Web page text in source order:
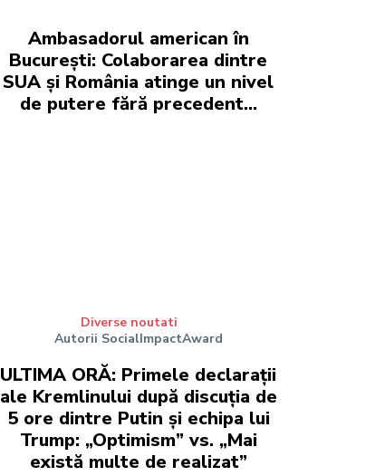
Ambasadorul american în
București: Colaborarea dintre
SUA și România atinge un nivel
de putere fără precedent…
Diverse noutati
Autorii SocialImpactAward
ULTIMA ORĂ: Primele declarații
ale Kremlinului după discuția de
5 ore dintre Putin și echipa lui
Trump: „Optimism” vs. „Mai
există multe de realizat”